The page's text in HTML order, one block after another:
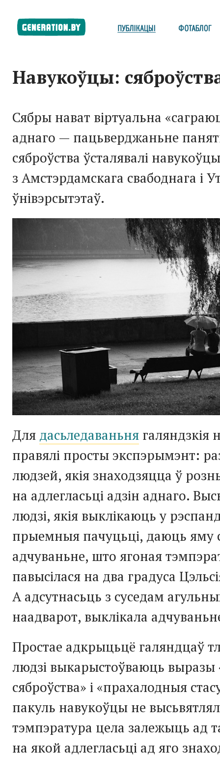
Навукоўцы:
Сябры нават віртуальна
аднаго — пацьверджаньне
сяброўства ўсталявалі навукоўцы
з Амстэрдамскага свабоднага і
ўнівэрсытэтаў.
Для дасьледаваньня галяндзкія
правялі просты экспэрымэнт:
людзей, якія знаходзяцца ў
на адлегласьці адзін аднаго.
людзі, якія выклікаюць у
прыемныя пачуцьці, даюць яму
адчуваньне, што ягоная
павысілася на два градуса
А адсутнасьць з суседам
наадварот, выклікала
Простае адкрыцьцё галяндцаў
людзі выкарыстоўваюць выразы
сяброўства» і «прахалодныя
пакуль навукоўцы не
тэмпэратура цела залежыць ад
на якой адлегласьці ад яго